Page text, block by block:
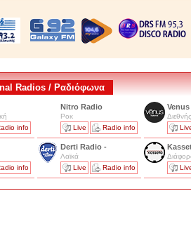
Radios / Ραδιόφωνα
info
Nitro Radio
Ροκ
Live
Radio info
info
Derti Radio -
Λαϊκά
Live
Radio info